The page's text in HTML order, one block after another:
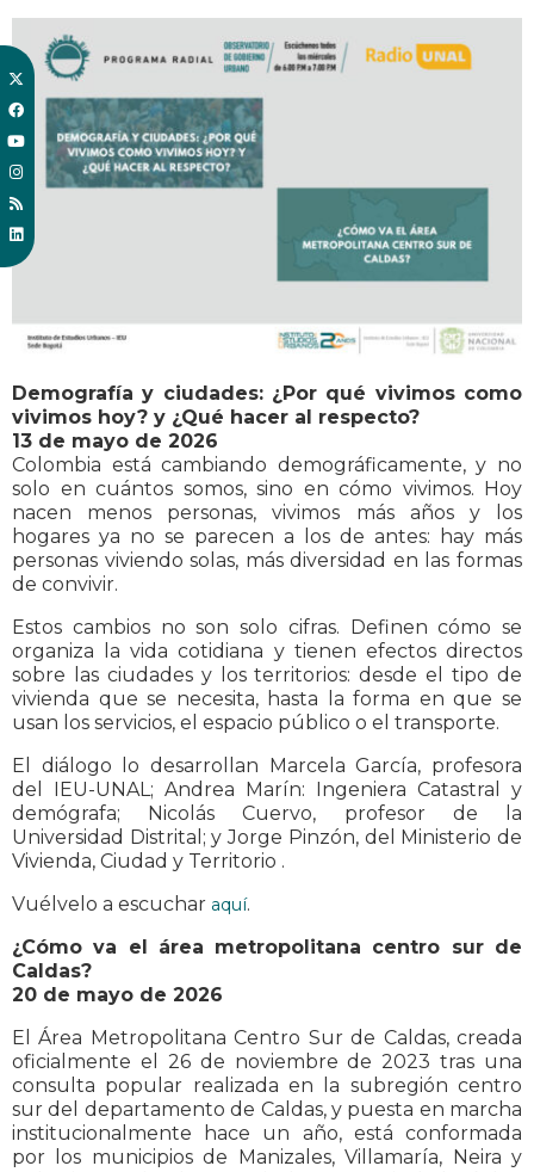
Demografía y ciudades: ¿Por qué vivimos como
vivimos hoy? y ¿Qué hacer al respecto?
13 de mayo de 2026
Colombia está cambiando demográficamente, y no
solo en cuántos somos, sino en cómo vivimos. Hoy
nacen menos personas, vivimos más años y los
hogares ya no se parecen a los de antes: hay más
personas viviendo solas, más diversidad en las formas
de convivir.
Estos cambios no son solo cifras. Definen cómo se
organiza la vida cotidiana y tienen efectos directos
sobre las ciudades y los territorios: desde el tipo de
vivienda que se necesita, hasta la forma en que se
usan los servicios, el espacio público o el transporte.
El diálogo lo desarrollan Marcela García, profesora
del IEU-UNAL; Andrea Marín: Ingeniera Catastral y
demógrafa; Nicolás Cuervo, profesor de la
Universidad Distrital; y Jorge Pinzón, del Ministerio de
Vivienda, Ciudad y Territorio .
Vuélvelo a escuchar aquí.
¿Cómo va el área metropolitana centro sur de
Caldas?
20 de mayo de 2026
El Área Metropolitana Centro Sur de Caldas, creada
oficialmente el 26 de noviembre de 2023 tras una
consulta popular realizada en la subregión centro
sur del departamento de Caldas, y puesta en marcha
institucionalmente hace un año, está conformada
por los municipios de Manizales, Villamaría, Neira y